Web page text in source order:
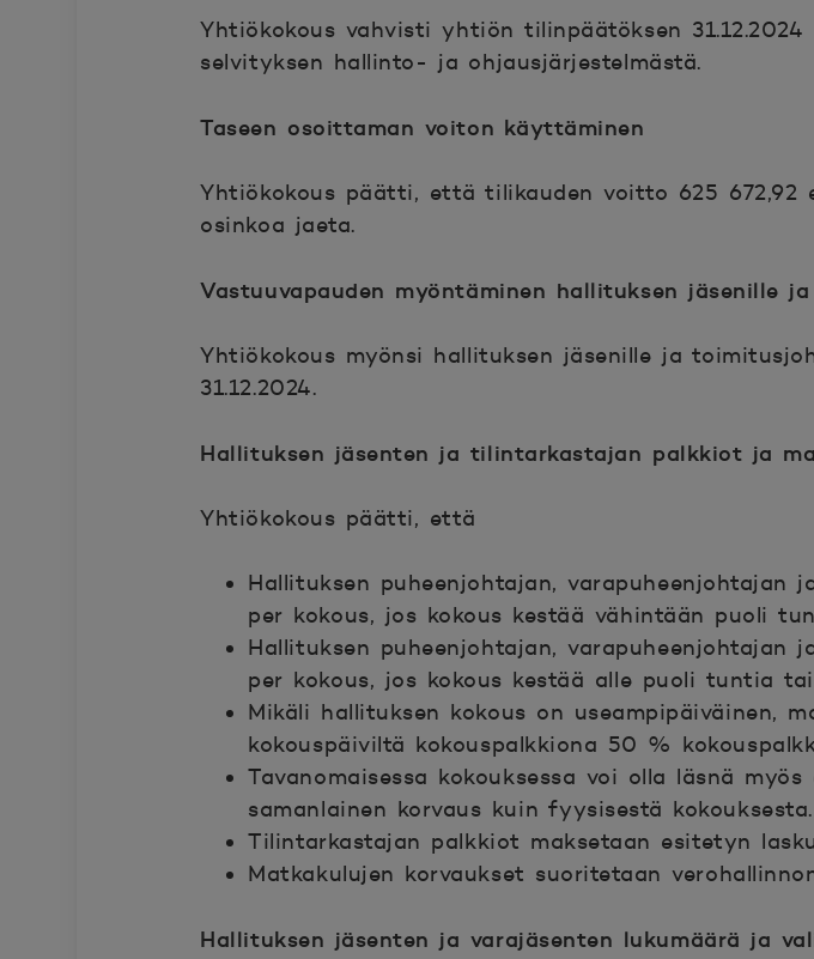
Yhtiökokous vahvisti yhtiön tilinpäätöksen
selvityksen hallinto- ja ohjausjärjestelmästä.
Taseen osoittaman voiton käyttäminen
Yhtiökokous päätti, että tilikauden voitto 625
osinkoa jaeta.
Vastuuvapauden myöntäminen hallituksen jäsenille
Yhtiökokous myönsi hallituksen jäsenille ja
31.12.2024.
Hallituksen jäsenten ja tilintarkastajan palkkiot ja
Yhtiökokous päätti, että
Hallituksen puheenjohtajan, varapuheenjohtajan
per kokous, jos kokous kestää vähintään puoli
Hallituksen puheenjohtajan, varapuheenjohtajan
per kokous, jos kokous kestää alle puoli tuntia
Mikäli hallituksen kokous on useampipäiväinen,
kokouspäiviltä kokouspalkkiona 50 %
Tavanomaisessa kokouksessa voi olla läsnä
samanlainen korvaus kuin fyysisestä kokouksesta.
Tilintarkastajan palkkiot maksetaan esitetyn
Matkakulujen korvaukset suoritetaan
Hallituksen jäsenten ja varajäsenten lukumäärä ja